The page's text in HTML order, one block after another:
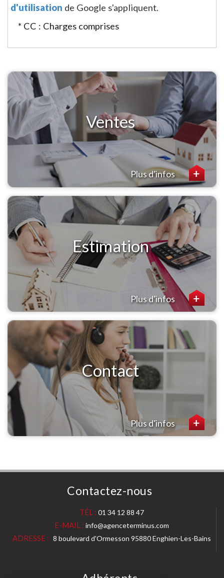
d'utilisation de Google s'appliquent.
* CC : Charges comprises
Ventes
Plus d'infos
Estimation
Plus d'infos
Contact
Plus d'infos
Contactez-nous
TÉL : 01 34 12 88 47
E-MAIL : info@agenceterminus.com
ADRESSE : 8 boulevard d'Ormesson 95880 Enghien-Les-Bains